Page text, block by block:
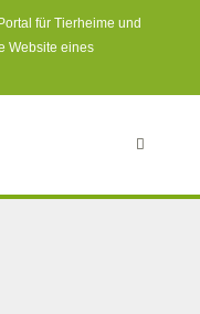
für Tierheime und
Website eines